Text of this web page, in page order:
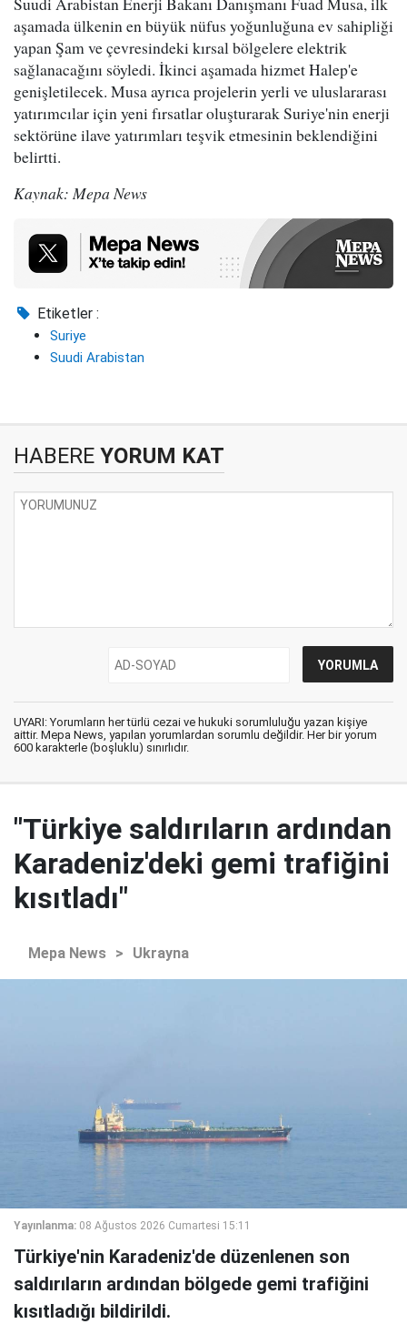
aşamada ülkenin en büyük nüfus yoğunluğuna ev sahipliği
yapan Şam ve çevresindeki kırsal bölgelere elektrik
sağlanacağını söyledi. İkinci aşamada hizmet Halep'e
genişletilecek. Musa ayrıca projelerin yerli ve uluslararası
yatırımcılar için yeni fırsatlar oluşturarak Suriye'nin enerji
sektörüne ilave yatırımları teşvik etmesinin beklendiğini
belirtti.
Kaynak: Mepa News
Etiketler :
Suriye
Suudi Arabistan
HABERE YORUM KAT
UYARI: Yorumların her türlü cezai ve hukuki sorumluluğu yazan kişiye
aittir. Mepa News, yapılan yorumlardan sorumlu değildir. Her bir yorum
600 karakterle (boşluklu) sınırlıdır.
"Türkiye saldırıların ardından
Karadeniz'deki gemi trafiğini
kısıtladı"
Mepa News > Ukrayna
Yayınlanma: 08 Ağustos 2026 Cumartesi 15:11
Türkiye'nin Karadeniz'de düzenlenen son
saldırıların ardından bölgede gemi trafiğini
kısıtladığı bildirildi.